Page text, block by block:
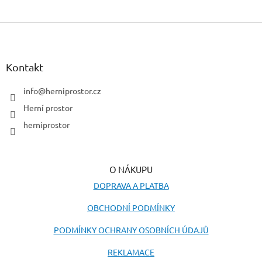
Z
Kontakt
info@herniprostor.cz
Herní prostor
herniprostor
O NÁKUPU
DOPRAVA A PLATBA
OBCHODNÍ PODMÍNKY
PODMÍNKY OCHRANY OSOBNÍCH ÚDAJŮ
REKLAMACE